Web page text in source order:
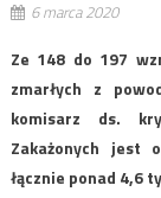
6 marca 2020
Ze 148 do 197
zmarłych z
komisarz ds.
Zakażonych jest
łącznie ponad 4,6